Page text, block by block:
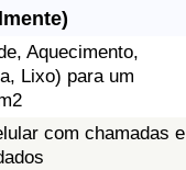
Aquecimento,
Lixo) para um
com chamadas e